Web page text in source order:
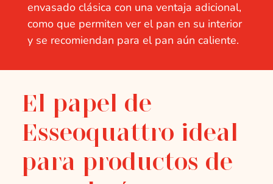
envasado clásica con una ventaja adicional,
como que permiten ver el pan en su interior
y se recomiendan para el pan aún caliente.
El papel de
Esseoquattro ideal
para productos de